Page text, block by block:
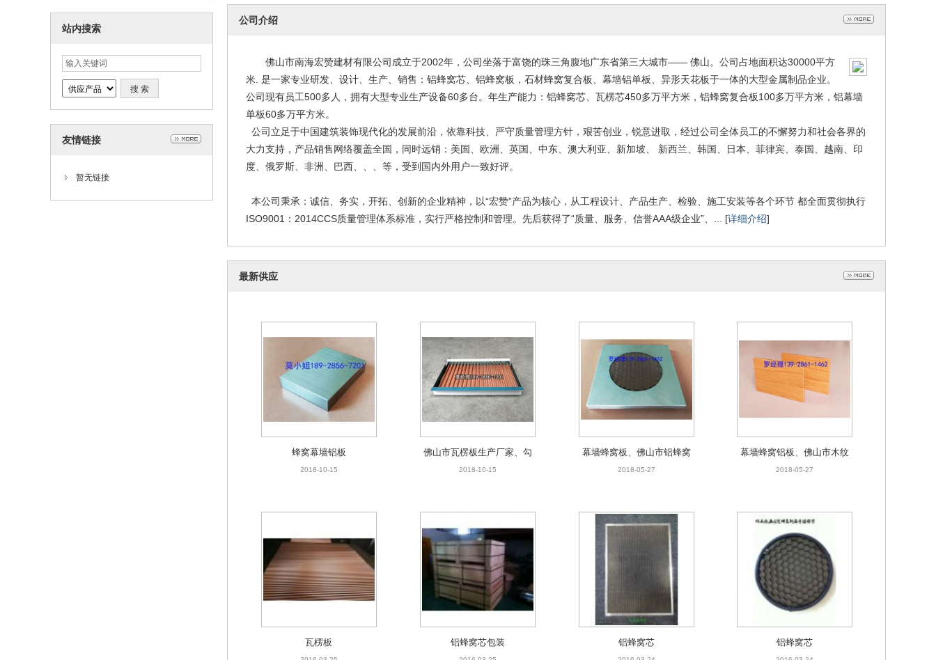
站内搜索
友情链接
暂无链接
铝蜂窝芯包装
2016-03-25
铝蜂窝芯
2016-03-24
铝蜂窝芯
2016-03-24
公司介绍
佛山市南海宏赞建材有限公司成立于2002年，公司坐落于富饶的珠三角腹地广东省第三大城市—— 佛山。公司占地面积达30000平方
米. 是一家专业研发、设计、生产、销售：铝蜂窝芯、铝蜂窝板，石材蜂窝复合板、幕墙铝单板、异形天花板于一体的大型金属制品企业。
公司现有员工500多人，拥有大型专业生产设备60多台。年生产能力：铝蜂窝芯、瓦楞芯450多万平方米，铝蜂窝复合板100多万平方米，铝幕墙
单板60多万平方米。
公司立足于中国建筑装饰现代化的发展前沿，依靠科技、严守质量管理方针，艰苦创业，锐意进取，经过公司全体员工的不懈努力和社会各界的
大力支持，产品销售网络覆盖全国，同时远销：美国、欧洲、英国、中东、澳大利亚、新加坡、 新西兰、韩国、日本、菲律宾、泰国、越南、印
度、俄罗斯、非洲、巴西、、、等，受到国内外用户一致好评。
本公司秉承：诚信、务实，开拓、创新的企业精神，以“宏赞”产品为核心，从工程设计、产品生产、检验、施工安装等各个环节 都全面贯彻执行
ISO9001：2014CCS质量管理体系标准，实行严格控制和管理。先后获得了“质量、服务、信誉AAA级企业”、... [详细介绍]
最新供应
蜂窝幕墙铝板
2018-10-15
佛山市瓦楞板生产厂家、勾
搭式瓦楞板、瓦楞板
2018-10-15
幕墙蜂窝板、佛山市铝蜂窝
板生产厂家
2018-05-27
幕墙蜂窝铝板、佛山市木纹
蜂窝板生产厂家
2018-05-27
瓦楞板 铝蜂窝芯包装 铝蜂窝芯 铝蜂窝芯